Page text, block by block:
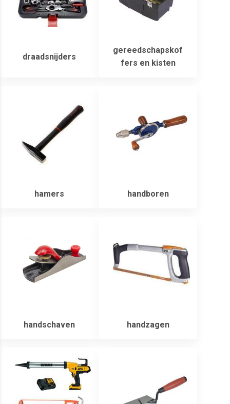
draadsnijders
gereedschapskof
fers en kisten
hamers handboren
handschaven handzagen